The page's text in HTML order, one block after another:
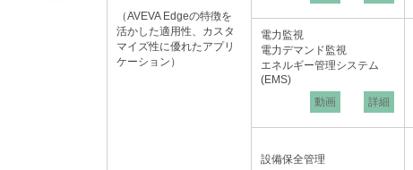
（AVEVA Edgeの特徴を
活かした適用性、カスタ
マイズ性に優れたアプリ
ケーション）
電力監視
電力デマンド監視
エネルギー管理システム
(EMS)
動画
詳細
設備保全管理